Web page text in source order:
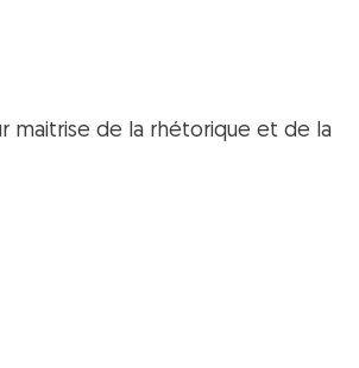
maitrise de la rhétorique et de la